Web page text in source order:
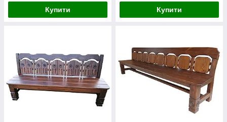
Купити Купити